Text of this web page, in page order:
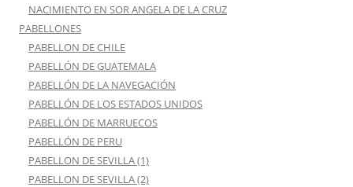
NACIMIENTO EN SOR ANGELA DE LA CRUZ
PABELLONES
PABELLON DE CHILE
PABELLÓN DE GUATEMALA
PABELLÓN DE LA NAVEGACIÓN
PABELLÓN DE LOS ESTADOS UNIDOS
PABELLÓN DE MARRUECOS
PABELLÓN DE PERU
PABELLON DE SEVILLA (1)
PABELLON DE SEVILLA (2)